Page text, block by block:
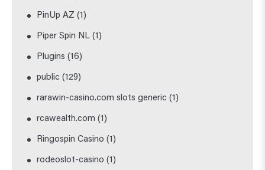
PinUp AZ (1)
Piper Spin NL (1)
Plugins (16)
public (129)
rarawin-casino.com slots generic (1)
rcawealth.com (1)
Ringospin Casino (1)
rodeoslot-casino (1)